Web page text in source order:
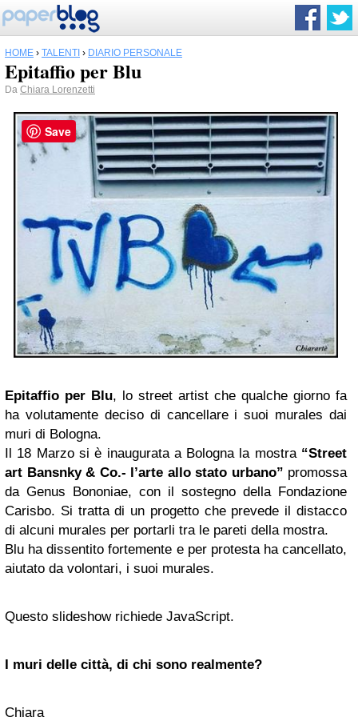
HOME › TALENTI › DIARIO PERSONALE
Epitaffio per Blu
Da Chiara Lorenzetti
Epitaffio per Blu, lo street artist che qualche giorno fa
ha volutamente deciso di cancellare i suoi murales dai
muri di Bologna.
Il 18 Marzo si è inaugurata a Bologna la mostra “Street
art Bansnky & Co.- l’arte allo stato urbano” promossa
da Genus Bononiae, con il sostegno della Fondazione
Carisbo. Si tratta di un progetto che prevede il distacco
di alcuni murales per portarli tra le pareti della mostra.
Blu ha dissentito fortemente e per protesta ha cancellato,
aiutato da volontari, i suoi murales.
Questo slideshow richiede JavaScript.
I muri delle città, di chi sono realmente?
Chiara
Save